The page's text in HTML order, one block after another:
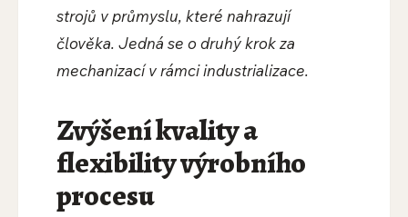
strojů v průmyslu, které nahrazují
člověka. Jedná se o druhý krok za
mechanizací v rámci industrializace.
Zvýšení kvality a
flexibility výrobního
procesu